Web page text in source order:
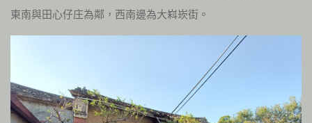
東南與田心仔庄為鄰，西南邊為大嵙崁街。